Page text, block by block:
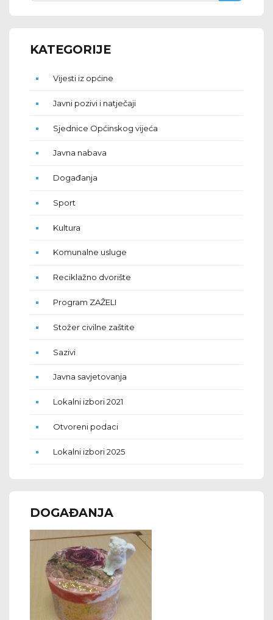
KATEGORIJE
Vijesti iz općine
Javni pozivi i natječaji
Sjednice Općinskog vijeća
Javna nabava
Događanja
Sport
Kultura
Komunalne usluge
Reciklažno dvorište
Program ZAŽELI
Stožer civilne zaštite
Sazivi
Javna savjetovanja
Lokalni izbori 2021
Otvoreni podaci
Lokalni izbori 2025
DOGAĐANJA